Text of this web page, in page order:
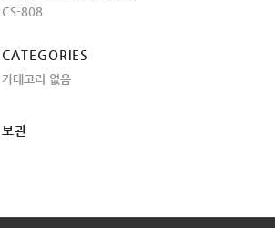
CS-808
CATEGORIES
카테고리 없음
보관